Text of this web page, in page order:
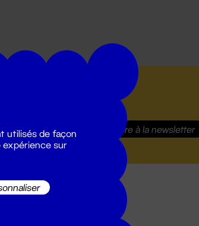
T :
S'inscrire à la newsletter
utilisés de façon
expérience sur